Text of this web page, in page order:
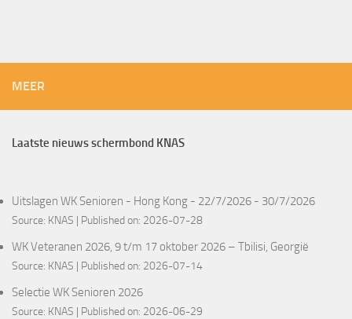
MEER
Laatste nieuws schermbond KNAS
Uitslagen WK Senioren - Hong Kong - 22/7/2026 - 30/7/2026
Source: KNAS Published on: 2026-07-28
WK Veteranen 2026, 9 t/m 17 oktober 2026 – Tbilisi, Georgië
Source: KNAS Published on: 2026-07-14
Selectie WK Senioren 2026
Source: KNAS Published on: 2026-06-29